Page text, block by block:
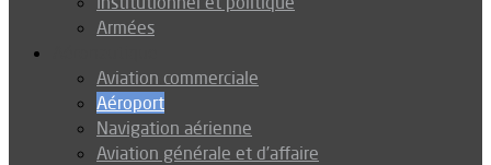
Armées
Aviation commerciale
Aéroport
Navigation aérienne
Aviation générale et d’affaire